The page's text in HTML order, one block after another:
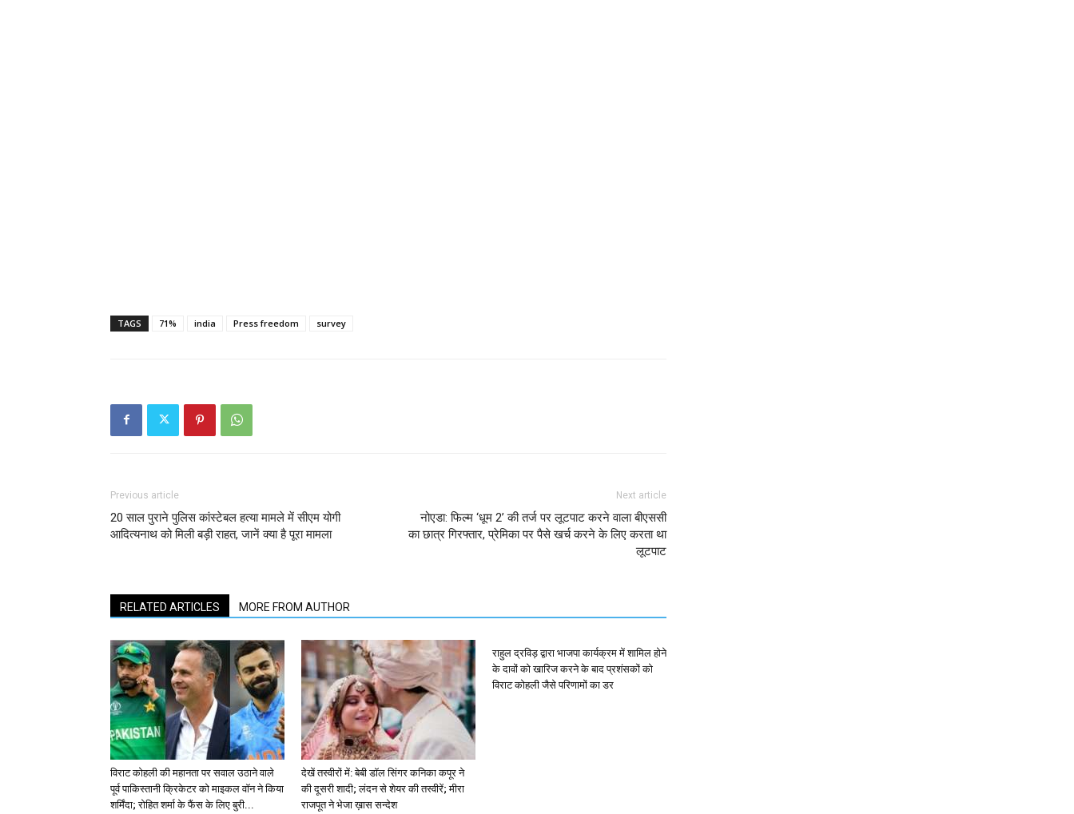
TAGS 71% india Press freedom survey
Previous article
20 साल पुराने पुलिस कांस्टेबल हत्या मामले में सीएम योगी
आदित्यनाथ को मिली बड़ी राहत, जानें क्या है पूरा मामला
Next article
नोएडा: फिल्म ‘धूम 2’ की तर्ज पर लूटपाट करने वाला बीएससी
का छात्र गिरफ्तार, प्रेमिका पर पैसे खर्च करने के लिए करता था
लूटपाट
RELATED ARTICLES MORE FROM AUTHOR
विराट कोहली की महानता पर सवाल उठाने वाले
पूर्व पाकिस्तानी क्रिकेटर को माइकल वॉन ने किया
शर्मिंदा; रोहित शर्मा के फैंस के लिए बुरी...
देखें तस्वीरों में: बेबी डॉल सिंगर कनिका कपूर ने
की दूसरी शादी; लंदन से शेयर की तस्वीरें; मीरा
राजपूत ने भेजा ख़ास सन्देश
राहुल द्रविड़ द्वारा भाजपा कार्यक्रम में शामिल होने
के दावों को खारिज करने के बाद प्रशंसकों को
विराट कोहली जैसे परिणामों का डर